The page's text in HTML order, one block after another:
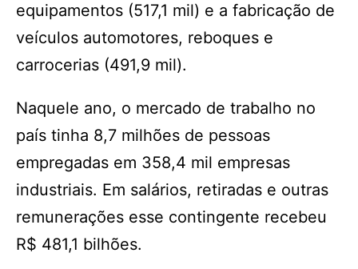
equipamentos (517,1 mil) e a fabricação de
veículos automotores, reboques e
carrocerias (491,9 mil).
Naquele ano, o mercado de trabalho no
país tinha 8,7 milhões de pessoas
empregadas em 358,4 mil empresas
industriais. Em salários, retiradas e outras
remunerações esse contingente recebeu
R$ 481,1 bilhões.